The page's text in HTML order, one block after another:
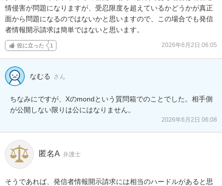
情侵害が問題になりますが、受忍限度を超えているかどうかが真正
面から問題になるのではないかと思いますので、この場合でも発信
者情報開示請求は簡単ではないと思います。
役に立った 1 2026年6月2日 06:05
なむる さん
ちなみにですが、Xのmondという質問箱でのことでした。相手側
が公開しない限りは公にはなりません。
2026年6月2日 06:08
匿名A 弁護士
そうであれば、発信者情報開示請求には相当のハードルがあると思